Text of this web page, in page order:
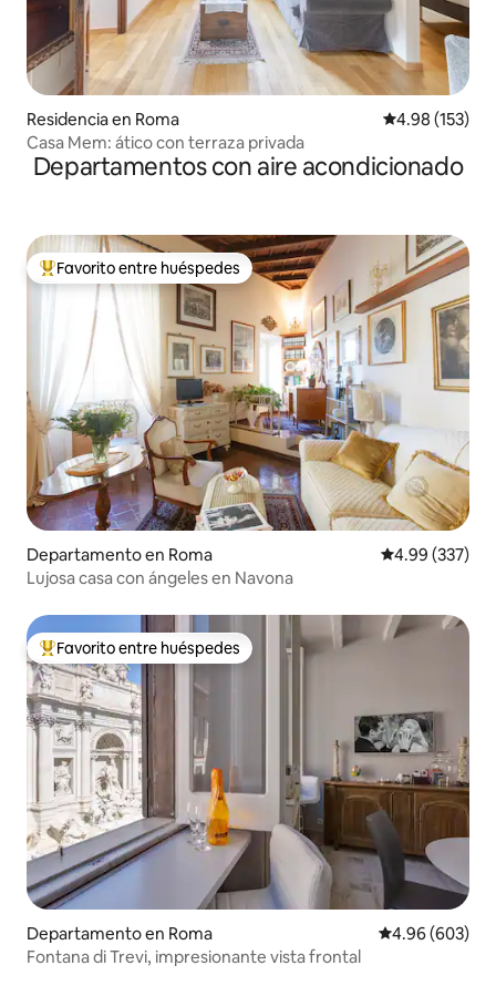
Residencia en Roma Calificación
4.98 (153)
Casa Mem: ático con terraza privada
Departamentos con aire acondicionado
De los mejores en Favorito entre huéspedes
Favorito entre huéspedes
Departamento en Roma Calificación
4.99 (337)
Lujosa casa con ángeles en Navona
De los mejores en Favorito entre huéspedes
Favorito entre huéspedes
Departamento en Roma Calificación
4.96 (603)
Fontana di Trevi, impresionante vista frontal